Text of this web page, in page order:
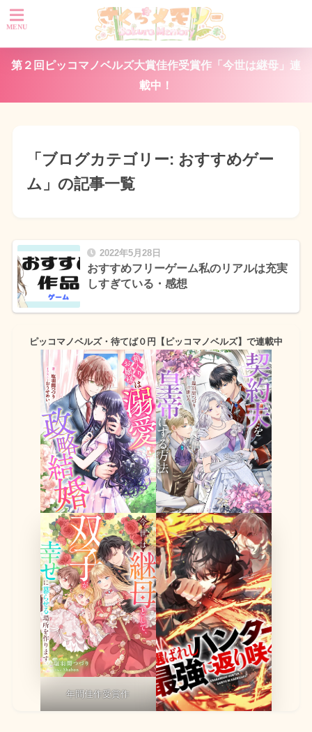
第２回ピッコマノベルズ大賞佳作受賞作「今世は継母」連
載中！
「ブログカテゴリー: おすすめゲー
ム 」の記事一覧
2022年5月28日
おすすめフリーゲーム私のリアルは充実
しすぎている・感想
ピッコマノベルズ・待てば０円【ピッコマノベルズ】で連載中
年間佳作受賞作